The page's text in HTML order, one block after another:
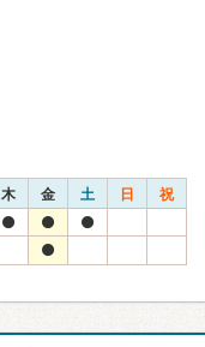
木 金 土 日 祝